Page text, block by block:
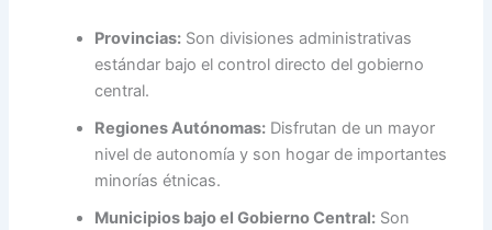
Provincias: Son divisiones administrativas
estándar bajo el control directo del gobierno
central.
Regiones Autónomas: Disfrutan de un mayor
nivel de autonomía y son hogar de importantes
minorías étnicas.
Municipios bajo el Gobierno Central: Son